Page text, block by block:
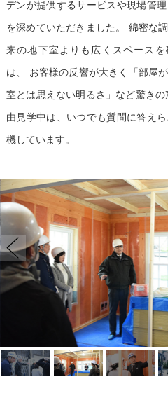
デンが提供するサービスや現場管
を深めていただきました。 綿密な
来の地下室よりも広くスペースを
は、 お客様の反響が大きく「部屋
室とは思えない明るさ」など驚きの
由見学中は、いつでも質問に答え
機しています。